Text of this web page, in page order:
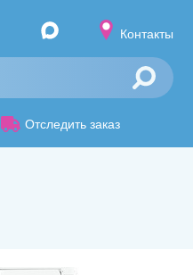
Контакты
Отследить заказ